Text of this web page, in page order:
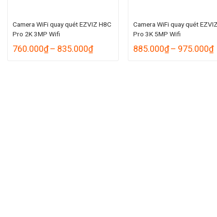
Camera WiFi quay quét EZVIZ H8C
Pro 2K 3MP Wifi
760.000₫ – 835.000₫Khoảng
giá:
Camera WiFi quay quét
Pro 3K 5MP Wifi
885.000₫– 975.000₫